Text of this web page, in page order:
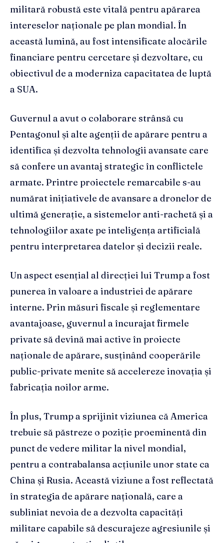
militară robustă este vitală pentru apărarea
intereselor naționale pe plan mondial. În
această lumină, au fost intensificate alocările
financiare pentru cercetare și dezvoltare, cu
obiectivul de a moderniza capacitatea de luptă
a SUA.
Guvernul a avut o colaborare strânsă cu
Pentagonul și alte agenții de apărare pentru a
identifica și dezvolta tehnologii avansate care
să confere un avantaj strategic în conflictele
armate. Printre proiectele remarcabile s-au
numărat inițiativele de avansare a dronelor de
ultimă generație, a sistemelor anti-rachetă și a
tehnologiilor axate pe inteligența artificială
pentru interpretarea datelor și decizii reale.
Un aspect esențial al direcției lui Trump a fost
punerea în valoare a industriei de apărare
interne. Prin măsuri fiscale și reglementare
avantajoase, guvernul a încurajat firmele
private să devină mai active în proiecte
naționale de apărare, susținând cooperările
public-private menite să accelereze inovația și
fabricația noilor arme.
În plus, Trump a sprijinit viziunea că America
trebuie să păstreze o poziție proeminentă din
punct de vedere militar la nivel mondial,
pentru a contrabalansa acțiunile unor state ca
China și Rusia. Această viziune a fost reflectată
în strategia de apărare națională, care a
subliniat nevoia de a dezvolta capacități
militare capabile să descurajeze agresiunile și